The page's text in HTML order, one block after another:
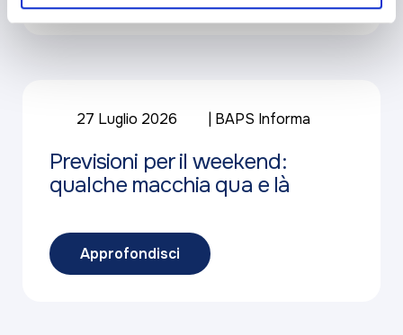
27 Luglio 2026 BAPS Informa
Previsioni per il weekend:
qualche macchia qua e là
Approfondisci